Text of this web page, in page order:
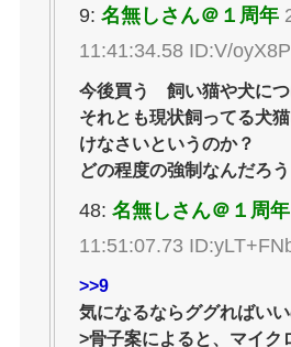
9: 名無しさん＠１周年
11:41:34.58 ID:V/
今後買う 飼い猫や犬につ
それとも現状飼ってる犬
けなさいというのか？
どの程度の強制なんだろう
48: 名無しさん＠１周年
11:51:07.73
>>9
気になるならググればい
>骨子案によると、マイク